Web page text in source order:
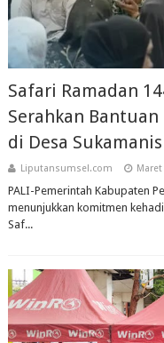
Safari Ramadan
Serahkan
di Desa Sukamanis
Liputansumsel.com
PALI-Pemerintah Kabupaten
menunjukkan komitmen
Saf...